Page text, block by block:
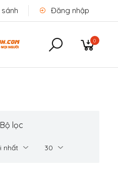
Đăng nhập
0
Bộ lọc
nhất 30